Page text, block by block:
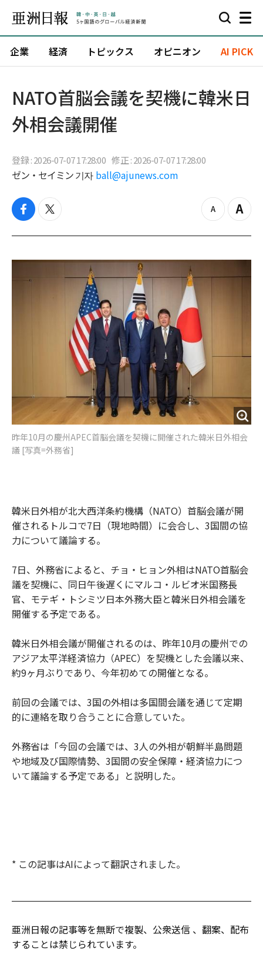
企業 経済 トピックス オピニオン AI PICK
NATO首脳会議を契機に韓米日
外相会議開催
登録 : 2026-07-07 17:28:00 修正 : 2026-07-07 17:28:00
ゼン・セイミン 기자 ball@ajunews.com
f
c
b
o
t
i
t
z
o
o
t
Z
o
i
昨年10月の慶州APEC首脳会議を契機に開催された韓米日外相会
議 [写真=外務省]
韓米日外相が北大西洋条約機構（NATO）首脳会議が開
催されるトルコで7日（現地時間）に会合し、3国間の協
力について議論する。
7日、外務省によると、チョ・ヒョン外相はNATO首脳会
議を契機に、同日午後遅くにマルコ・ルビオ米国務長
官、モテギ・トシミツ日本外務大臣と韓米日外相会議を
開催する予定である。
韓米日外相会議が開催されるのは、昨年10月の慶州での
アジア太平洋経済協力（APEC）を契機とした会議以来、
約9ヶ月ぶりであり、今年初めての開催となる。
前回の会議では、3国の外相は多国間会議を通じて定期
的に連絡を取り合うことに合意していた。
外務省は「今回の会議では、3人の外相が朝鮮半島問題
や地域及び国際情勢、3国間の安全保障・経済協力につ
いて議論する予定である」と説明した。
* この記事はAIによって翻訳されました。
亜洲日報の記事等を無断で複製、公衆送信 、翻案、配布
することは禁じられています。